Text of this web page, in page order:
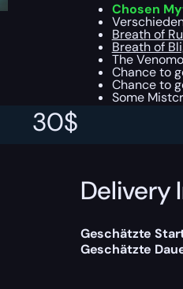
30$
Chosen
Breath of
Breath of
The
Chance to
Chance to
Some
Delivery
Geschätzte
Geschätzte